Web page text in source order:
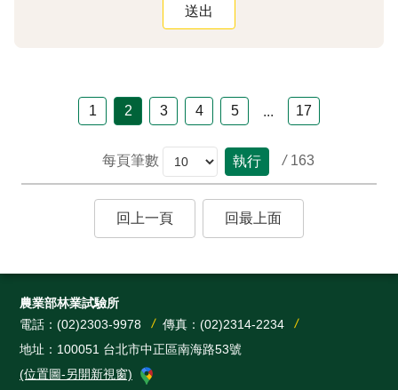
1 2 3 4 5 ... 17
每頁筆數 執行 / 163
回上一頁 回最上面
農業部林業試驗所
電話：(02)2303-9978
傳真：(02)2314-2234
地址：100051 台北市中正區南海路53號
(位置圖-另開新視窗)